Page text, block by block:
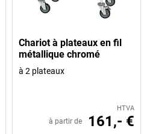
Chariot à plateaux en fil
métallique chromé
à 2 plateaux
HTVA
à partir de 161,- €